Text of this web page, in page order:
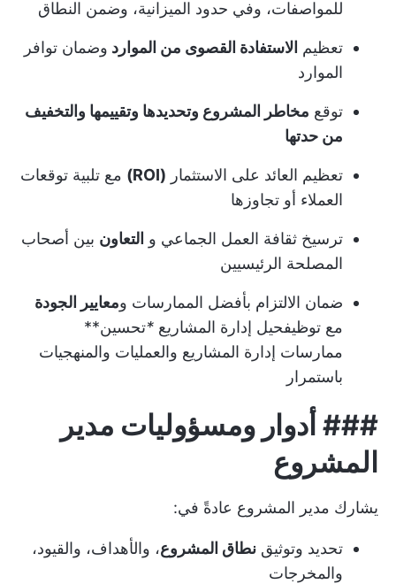
للمواصفات، وفي حدود الميزانية، وضمن النطاق
تعظيم الاستفادة القصوى من الموارد وضمان توافر
الموارد
توقع مخاطر المشروع وتحديدها وتقييمها والتخفيف
من حدتها
تعظيم العائد على الاستثمار (ROI)
مع تلبية توقعات
العملاء أو تجاوزها
ترسيخ ثقافة العمل الجماعي و التعاون بين أصحاب
المصلحة الرئيسيين
ضمان الالتزام بأفضل الممارسات ومعايير الجودة
مع توظيفحيل إدارة المشاريع *تحسين**
ممارسات إدارة المشاريع والعمليات والمنهجيات
باستمرار
### أدوار ومسؤوليات مدير
المشروع
يشارك مدير المشروع عادةً في:
تحديد وتوثيق نطاق المشروع، والأهداف، والقيود،
والمخرجات